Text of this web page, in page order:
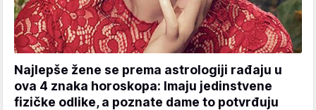
Najlepše žene se prema astrologiji rađaju u
ova 4 znaka horoskopa: Imaju jedinstvene
fizičke odlike, a poznate dame to potvrđuju